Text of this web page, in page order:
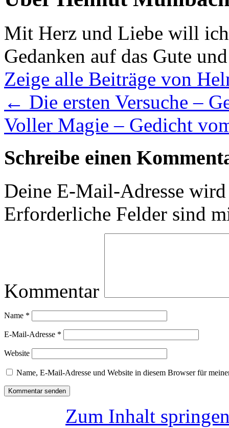
Mit Herz und Liebe will
Gedanken auf das Gute
Zeige alle Beiträge von
← Die ersten Versuche –
Voller Magie – Gedicht
Schreibe einen
Deine E-Mail-Adresse
Erforderliche Felder sind
Kommentar
Name *
E-Mail-Adresse *
Website
Name, E-Mail-Adresse und Website in diesem Browser für
Zum Inhalt